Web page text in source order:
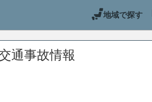
地域で探す
通事故情報